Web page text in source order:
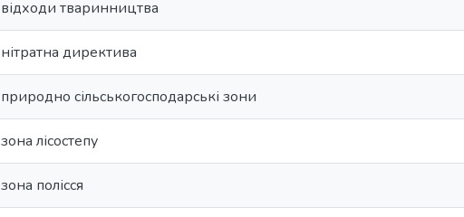
відходи тваринництва
нітратна директива
природно сільськогосподарські зони
зона лісостепу
зона полісся